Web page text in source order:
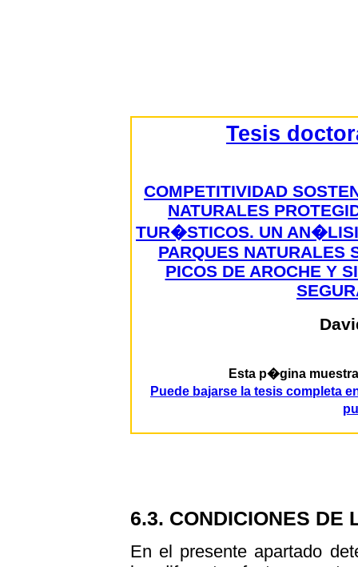
Tesis
COMPETITIVIDAD
NATURALES
TUR�STICOS. UN
PARQUES NATURALES
PICOS DE AROCHE Y
Esta p�gina
Puede bajarse la tesis completa
6.3. CONDICIONES DE
En el presente apartado